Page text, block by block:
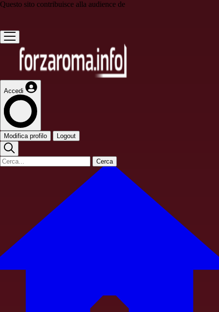
Questo sito contribuisce alla audience de
Accedi
Modifica profilo Logout
Cerca